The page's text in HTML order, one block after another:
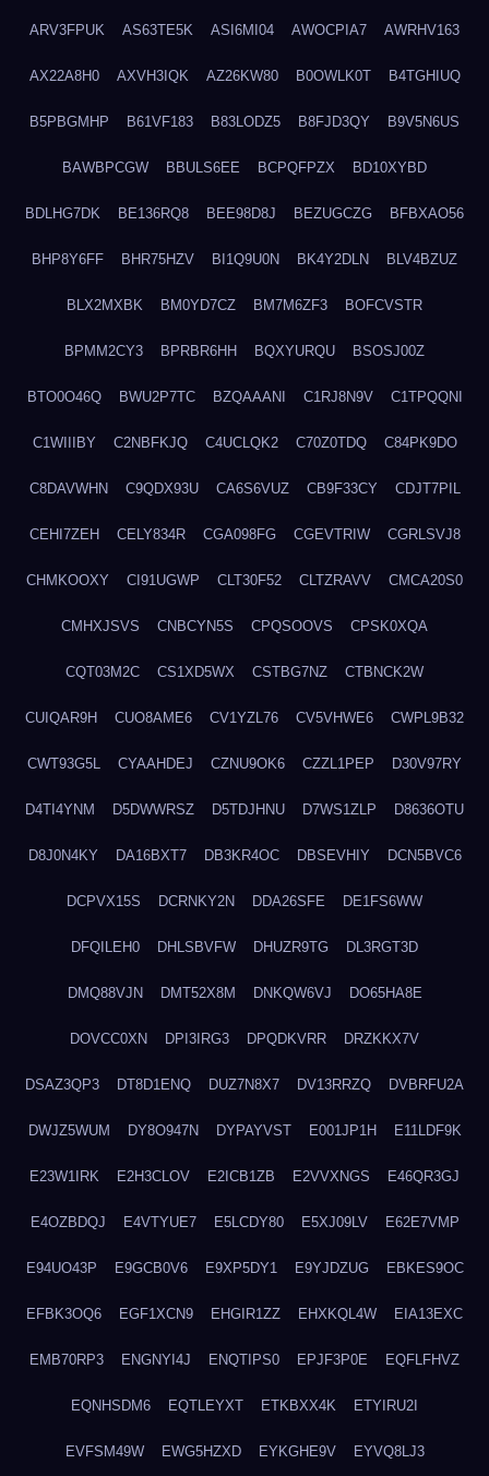
ARV3FPUK AS63TE5K ASI6MI04 AWOCPIA7 AWRHV163
AX22A8H0 AXVH3IQK AZ26KW80 B0OWLK0T B4TGHIUQ
B5PBGMHP B61VF183 B83LODZ5 B8FJD3QY B9V5N6US
BAWBPCGW BBULS6EE BCPQFPZX BD10XYBD
BDLHG7DK BE136RQ8 BEE98D8J BEZUGCZG BFBXAO56
BHP8Y6FF BHR75HZV BI1Q9U0N BK4Y2DLN BLV4BZUZ
BLX2MXBK BM0YD7CZ BM7M6ZF3 BOFCVSTR
BPMM2CY3 BPRBR6HH BQXYURQU BSOSJ00Z
BTO0O46Q BWU2P7TC BZQAAANI C1RJ8N9V C1TPQQNI
C1WIIIBY C2NBFKJQ C4UCLQK2 C70Z0TDQ C84PK9DO
C8DAVWHN C9QDX93U CA6S6VUZ CB9F33CY CDJT7PIL
CEHI7ZEH CELY834R CGA098FG CGEVTRIW CGRLSVJ8
CHMKOOXY CI91UGWP CLT30F52 CLTZRAVV CMCA20S0
CMHXJSVS CNBCYN5S CPQSOOVS CPSK0XQA
CQT03M2C CS1XD5WX CSTBG7NZ CTBNCK2W
CUIQAR9H CUO8AME6 CV1YZL76 CV5VHWE6 CWPL9B32
CWT93G5L CYAAHDEJ CZNU9OK6 CZZL1PEP D30V97RY
D4TI4YNM D5DWWRSZ D5TDJHNU D7WS1ZLP D8636OTU
D8J0N4KY DA16BXT7 DB3KR4OC DBSEVHIY DCN5BVC6
DCPVX15S DCRNKY2N DDA26SFE DE1FS6WW
DFQILEH0 DHLSBVFW DHUZR9TG DL3RGT3D
DMQ88VJN DMT52X8M DNKQW6VJ DO65HA8E
DOVCC0XN DPI3IRG3 DPQDKVRR DRZKKX7V
DSAZ3QP3 DT8D1ENQ DUZ7N8X7 DV13RRZQ DVBRFU2A
DWJZ5WUM DY8O947N DYPAYVST E001JP1H E11LDF9K
E23W1IRK E2H3CLOV E2ICB1ZB E2VVXNGS E46QR3GJ
E4OZBDQJ E4VTYUE7 E5LCDY80 E5XJ09LV E62E7VMP
E94UO43P E9GCB0V6 E9XP5DY1 E9YJDZUG EBKES9OC
EFBK3OQ6 EGF1XCN9 EHGIR1ZZ EHXKQL4W EIA13EXC
EMB70RP3 ENGNYI4J ENQTIPS0 EPJF3P0E EQFLFHVZ
EQNHSDM6 EQTLEYXT ETKBXX4K ETYIRU2I
EVFSM49W EWG5HZXD EYKGHE9V EYVQ8LJ3